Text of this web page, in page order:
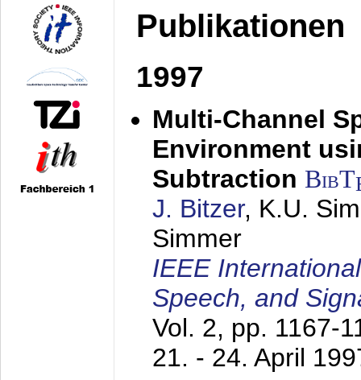
Publikationen
1997
Multi-Channel
Environment
Subtraction BibT
J. Bitzer, K.U.
Simmer
IEEE
Speech, and
Vol. 2, pp. 1167-
21. - 24. April